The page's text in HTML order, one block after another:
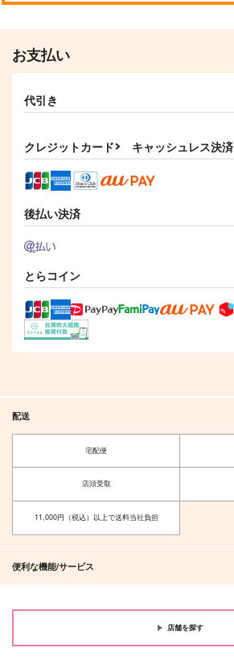
お支払い
代引き
クレジットカード キャッシュレス決済
後払い決済
とらコイン
配送
宅配便
店頭受取
11,000円（税込）以上で送料当社負担
便利な機能/サービス
店舗を探す